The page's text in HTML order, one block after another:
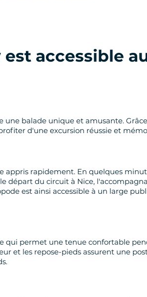
accessible
balade unique et amusante.
d'une excursion réussie et
appris rapidement. En quelques
départ du circuit à Nice,
est ainsi accessible à un large
qui permet une tenue confortable
et les repose-pieds assurent une